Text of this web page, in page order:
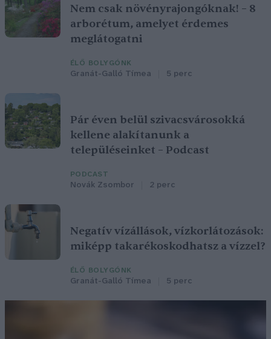
Nem csak növényrajongóknak! – 8
arborétum, amelyet érdemes
meglátogatni
ÉLŐ BOLYGÓNK
Granát-Galló Tímea 5 perc
Pár éven belül szivacsvárosokká
kellene alakítanunk a
településeinket – Podcast
PODCAST
Novák Zsombor 2 perc
Negatív vízállások, vízkorlátozások:
miképp takarékoskodhatsz a vízzel?
ÉLŐ BOLYGÓNK
Granát-Galló Tímea 5 perc